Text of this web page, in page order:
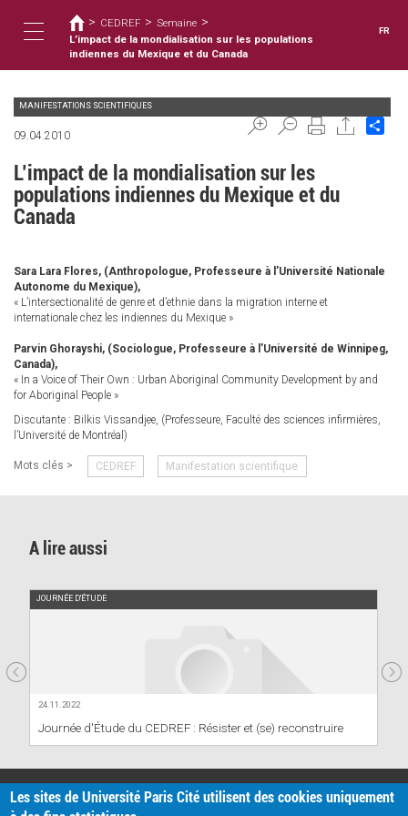
contenu
Toggle
navigation
Vous
êtes
ici
> CEDREF > Semaine >
L’impact de la mondialisation sur les populations
indiennes du Mexique et du Canada
FR
MANIFESTATIONS SCIENTIFIQUES
09.04.2010
L’impact de la mondialisation sur les
populations indiennes du Mexique et du
Canada
Sara Lara Flores, (Anthropologue, Professeure à l’Université Nationale
Autonome du Mexique),
« L’intersectionalité de genre et d’ethnie dans la migration interne et
internationale chez les indiennes du Mexique »
Parvin Ghorayshi, (Sociologue, Professeure à l’Université de Winnipeg,
Canada),
« In a Voice of Their Own : Urban Aboriginal Community Development by and
for Aboriginal People »
Discutante : Bilkis Vissandjee, (Professeure, Faculté des sciences infirmières,
l’Université de Montréal)
Mots clés > CEDREF Manifestation scientifique
A lire aussi
JOURNÉE D'ÉTUDE
24.11.2022
Journée d'Étude du CEDREF : Résister et (se) reconstruire
PRATIQUE
Plan d'accès
Les sites de Université Paris Cité utilisent des cookies uniquement